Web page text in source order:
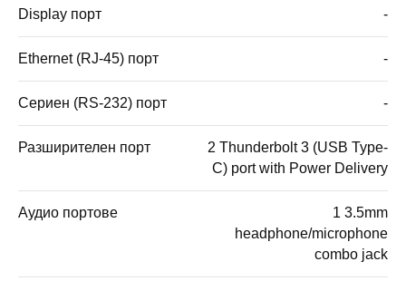
Display порт -
Ethernet (RJ-45) порт -
Сериен (RS-232) порт -
Разширителен порт
2 Thunderbolt 3 (USB Type-
C) port with Power Delivery
Аудио портове
1 3.5mm
headphone/microphone
combo jack